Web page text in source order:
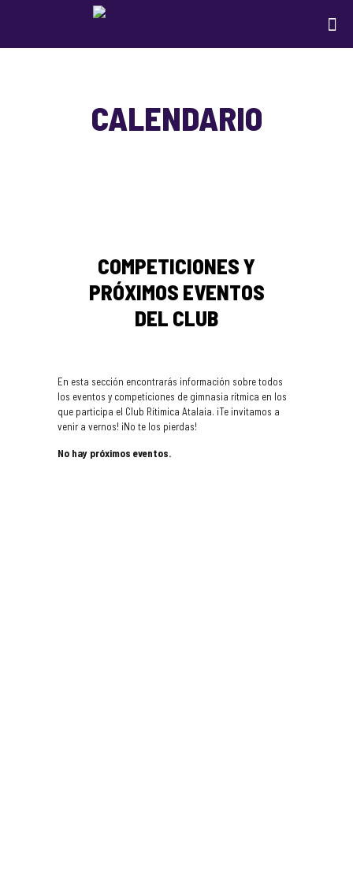
CALENDARIO
COMPETICIONES Y
PRÓXIMOS EVENTOS
DEL CLUB
En esta sección encontrarás información sobre todos
los eventos y competiciones de gimnasia rítmica en los
que participa el Club Rítimica Atalaia. ¡Te invitamos a
venir a vernos! ¡No te los pierdas!
No hay próximos eventos.